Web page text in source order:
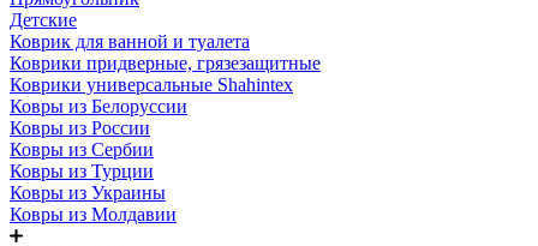
Детские
Коврик для ванной и туалета
Коврики придверные, грязезащитные
Коврики универсальные Shahintex
Ковры из Белоруссии
Ковры из России
Ковры из Сербии
Ковры из Турции
Ковры из Украины
Ковры из Молдавии